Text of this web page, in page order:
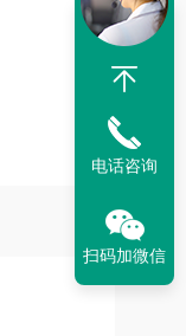
电话咨询
扫码加微信